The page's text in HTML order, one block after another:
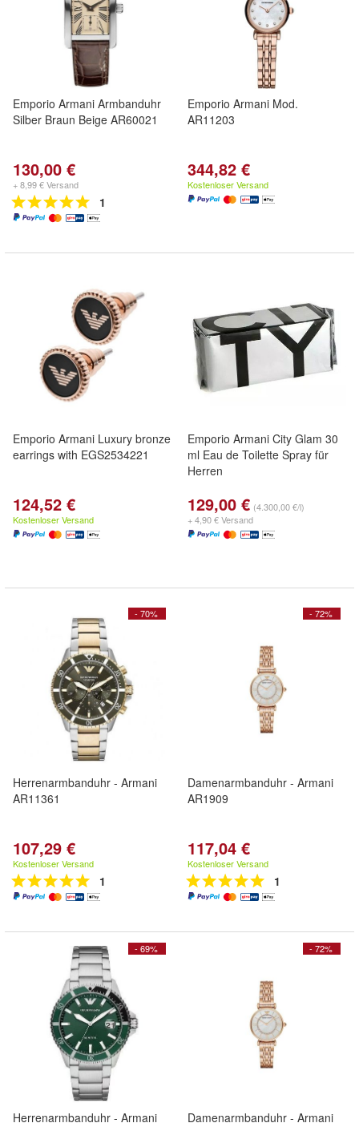
Emporio Armani Armbanduhr
Silber Braun Beige AR60021
130,00 €
+ 8,99 € Versand
1
Emporio Armani Mod.
AR11203
344,82 €
Kostenloser Versand
Emporio Armani Luxury bronze
earrings with EGS2534221
124,52 €
Kostenloser Versand
Emporio Armani City Glam 30
ml Eau de Toilette Spray für
Herren
129,00 € (4.300,00 €/l)
+ 4,90 € Versand
- 70%
Herrenarmbanduhr - Armani
AR11361
107,29 €
Kostenloser Versand
1
- 72%
Damenarmbanduhr - Armani
AR1909
117,04 €
Kostenloser Versand
1
- 69%
Herrenarmbanduhr - Armani
- 72%
Damenarmbanduhr - Armani